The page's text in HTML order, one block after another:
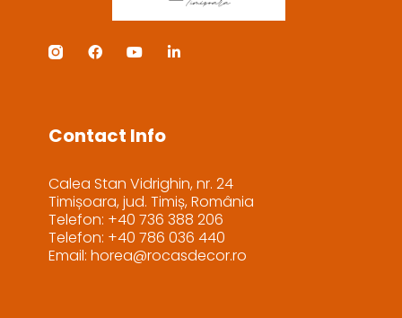
Contact Info
Calea Stan Vidrighin, nr. 24
Timișoara, jud. Timiș, România
Telefon: +40 736 388 206
Telefon: +40 786 036 440
Email: horea@rocasdecor.ro